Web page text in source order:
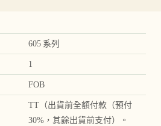
605 系列
1
FOB
TT（出貨前全額付款（預付
30%，其餘出貨前支付）。